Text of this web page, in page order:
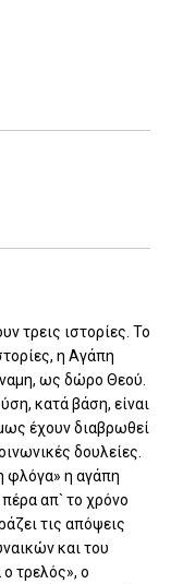
τρεις ιστορίες. Το
η Αγάπη
ως δώρο Θεού.
κατά βάση, είναι
έχουν διαβρωθεί
δουλείες.
φλόγα» η αγάπη
απ` το χρόνο
τις απόψεις
και του
τρελός», ο